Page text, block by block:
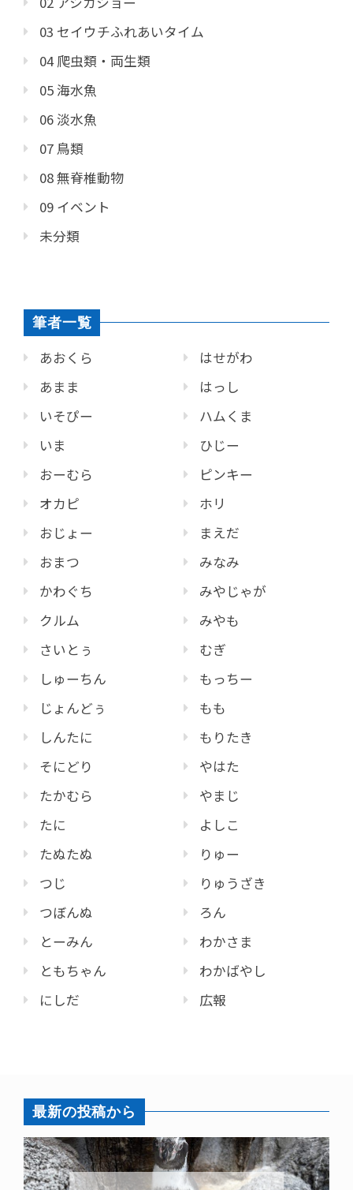
03 セイウチふれあいタイム
04 爬虫類・両生類
05 海水魚
06 淡水魚
07 鳥類
08 無脊椎動物
09 イベント
未分類
筆者一覧
あおくら
あまま
いそぴー
いま
おーむら
オカピ
おじょー
おまつ
かわぐち
クルム
さいとぅ
しゅーちん
じょんどぅ
しんたに
そにどり
たかむら
たに
たぬたぬ
つじ
つぼんぬ
とーみん
ともちゃん
にしだ
はせがわ
はっし
ハムくま
ひじー
ピンキー
ホリ
まえだ
みなみ
みやじゃが
みやも
むぎ
もっちー
もも
もりたき
やはた
やまじ
よしこ
りゅー
りゅうざき
ろん
わかさま
わかばやし
広報
最新の投稿から